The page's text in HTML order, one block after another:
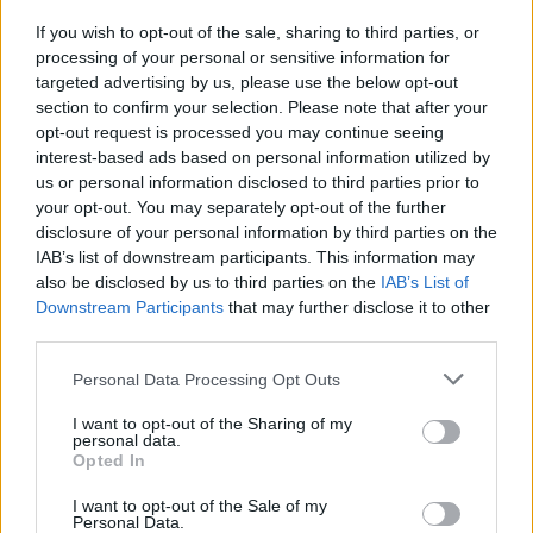
If you wish to opt-out of the sale, sharing to third parties, or
processing of your personal or sensitive information for
targeted advertising by us, please use the below opt-out
section to confirm your selection. Please note that after your
opt-out request is processed you may continue seeing
interest-based ads based on personal information utilized by
us or personal information disclosed to third parties prior to
your opt-out. You may separately opt-out of the further
disclosure of your personal information by third parties on the
IAB’s list of downstream participants. This information may
also be disclosed by us to third parties on the IAB’s List of
Downstream Participants that may further disclose it to other
Please note that this website/app uses one or more Google
not limited to your visit or usage behaviour. You may click to
grant or deny consent to Google and its third-party tags to
use your data for below specified purposes in below Google
consent section.
Personal Data Processing Opt Outs
I want to opt-out of the Sharing of my
personal data.
Opted In
I want to opt-out of the Sale of my
Personal Data.
Miért kell kétszer futni a második kört?
HIRDETÉS
akkor az Optima Befektetési Zrt. érdekeltségébe
tartozó Wepmark Kft. kezdte el, ám a kivitelezés
2024-ben félbeszakadt – pedig az épületeket